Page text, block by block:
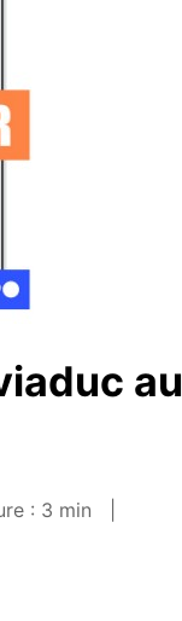
au
: 3 min